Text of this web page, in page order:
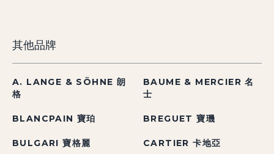
其他品牌
A. LANGE & SÖHNE 朗
格
BAUME & MERCIER 名
士
BLANCPAIN 寶珀 BREGUET 寶璣
BULGARI 寶格麗 CARTIER 卡地亞